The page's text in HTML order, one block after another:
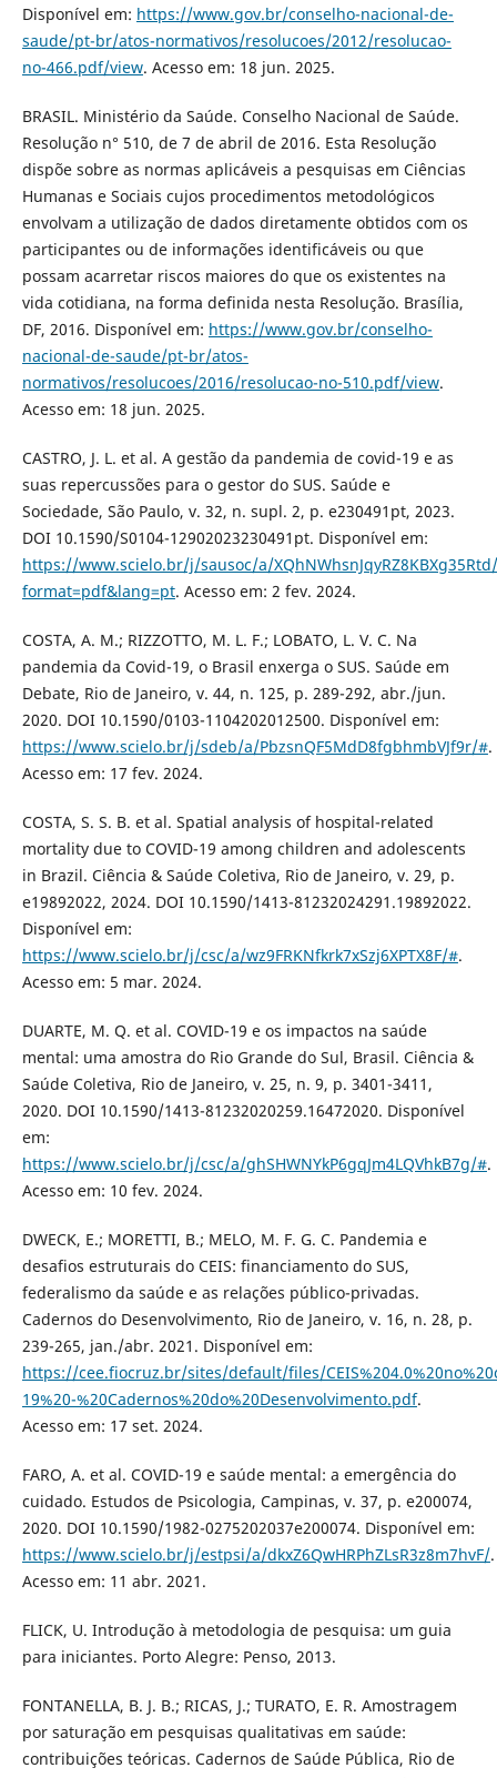
Disponível em: https://www.gov.br/conselho-nacional-de-
saude/pt-br/atos-normativos/resolucoes/2012/resolucao-
no-466.pdf/view. Acesso em: 18 jun. 2025.
BRASIL. Ministério da Saúde. Conselho Nacional de Saúde.
Resolução n° 510, de 7 de abril de 2016. Esta Resolução
dispõe sobre as normas aplicáveis a pesquisas em Ciências
Humanas e Sociais cujos procedimentos metodológicos
envolvam a utilização de dados diretamente obtidos com os
participantes ou de informações identificáveis ou que
possam acarretar riscos maiores do que os existentes na
vida cotidiana, na forma definida nesta Resolução. Brasília,
DF, 2016. Disponível em: https://www.gov.br/conselho-
nacional-de-saude/pt-br/atos-
normativos/resolucoes/2016/resolucao-no-510.pdf/view.
Acesso em: 18 jun. 2025.
CASTRO, J. L. et al. A gestão da pandemia de covid-19 e as
suas repercussões para o gestor do SUS. Saúde e
Sociedade, São Paulo, v. 32, n. supl. 2, p. e230491pt, 2023.
DOI 10.1590/S0104-12902023230491pt. Disponível em:
https://www.scielo.br/j/sausoc/a/
format=pdf&lang=pt. Acesso em: 2 fev. 2024.
COSTA, A. M.; RIZZOTTO, M. L. F.; LOBATO, L. V. C. Na
pandemia da Covid-19, o Brasil enxerga o SUS. Saúde em
Debate, Rio de Janeiro, v. 44, n. 125, p. 289-292, abr./jun.
2020. DOI 10.1590/0103-1104202012500. Disponível em:
https://www.scielo.br/j/sdeb/a/PbzsnQF5MdD8fgbhmbVJf9r/#.
Acesso em: 17 fev. 2024.
COSTA, S. S. B. et al. Spatial analysis of hospital-related
mortality due to COVID-19 among children and adolescents
in Brazil. Ciência & Saúde Coletiva, Rio de Janeiro, v. 29, p.
e19892022, 2024. DOI 10.1590/1413-81232024291.19892022.
Disponível em:
https://www.scielo.br/j/csc/a/wz9FRKNfkrk7xSzj6XPTX8F/#.
Acesso em: 5 mar. 2024.
DUARTE, M. Q. et al. COVID-19 e os impactos na saúde
mental: uma amostra do Rio Grande do Sul, Brasil. Ciência &
Saúde Coletiva, Rio de Janeiro, v. 25, n. 9, p. 3401-3411,
2020. DOI 10.1590/1413-81232020259.16472020. Disponível
em:
https://www.scielo.br/j/csc/a/ghSHWNYkP6gqJm4LQVhkB7g/#.
Acesso em: 10 fev. 2024.
DWECK, E.; MORETTI, B.; MELO, M. F. G. C. Pandemia e
desafios estruturais do CEIS: financiamento do SUS,
federalismo da saúde e as relações público-privadas.
Cadernos do Desenvolvimento, Rio de Janeiro, v. 16, n. 28, p.
239-265, jan./abr. 2021. Disponível em:
https://cee.fiocruz.br/sites/default/files/
19%20-%20Cadernos%20do%20Desenvolvimento.pdf.
Acesso em: 17 set. 2024.
FARO, A. et al. COVID-19 e saúde mental: a emergência do
cuidado. Estudos de Psicologia, Campinas, v. 37, p. e200074,
2020. DOI 10.1590/1982-0275202037e200074. Disponível em:
https://www.scielo.br/j/estpsi/a/dkxZ6QwHRPhZLsR3z8m7hvF/.
Acesso em: 11 abr. 2021.
FLICK, U. Introdução à metodologia de pesquisa: um guia
para iniciantes. Porto Alegre: Penso, 2013.
FONTANELLA, B. J. B.; RICAS, J.; TURATO, E. R. Amostragem
por saturação em pesquisas qualitativas em saúde:
contribuições teóricas. Cadernos de Saúde Pública, Rio de